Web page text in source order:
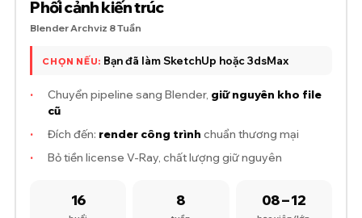
Phối cảnh kiến trúc
Blender Archviz 8 Tuần
CHỌN NẾU: Bạn đã làm SketchUp hoặc 3dsMax
· Chuyển pipeline sang Blender, giữ nguyên kho file
cũ
·
Đích đến: render công trình chuẩn thương mại
·
Bỏ tiền license V-Ray, chất lượng giữ nguyên
16 8 08 – 12